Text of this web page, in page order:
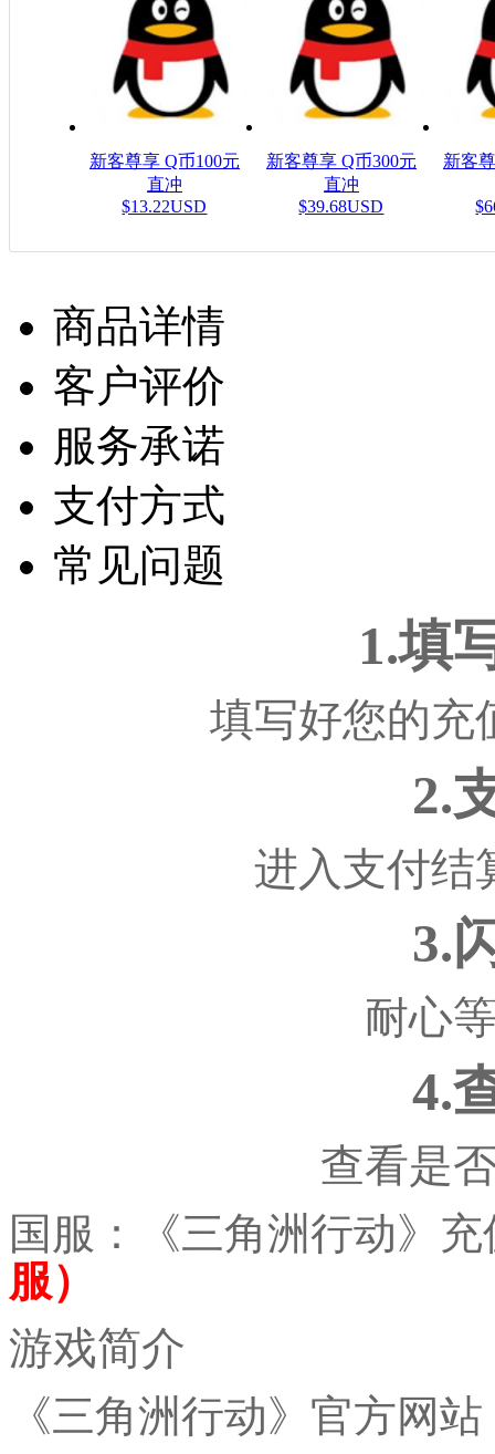
新客尊享 Q币100元
直冲
$13.22USD
新客尊享 Q币300元
直冲
$39.68USD
新客
商品详情
客户评价
服务承诺
支付方式
常见问题
1.填
填写好您的充
2.
进入支付结
3.
耐心
4.
查看是
国服：《三角洲行动》
服）
游戏简介
《三角洲行动》官方网站